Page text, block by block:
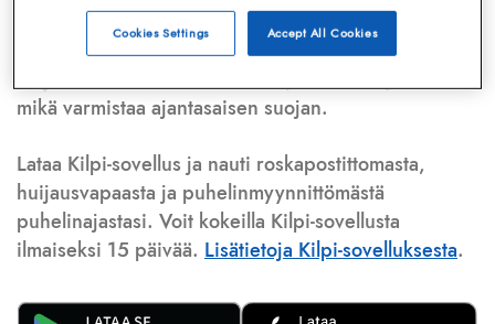
Lisäksi tunnistamme automaattisesti, jos kyseessä on
puhelinhuijarin numero, sähköpostiosoitetai
huijausviesti. Tietokantaamme päivitetään jatkuvasti,
mikä varmistaa ajantasaisen suojan.
Lataa Kilpi-sovellus ja nauti roskapostittomasta,
huijausvapaasta ja puhelinmyynnittömästä
puhelinajastasi. Voit kokeilla Kilpi-sovellusta
ilmaiseksi 15 päivää. Lisätietoja Kilpi-sovelluksesta.
Accept All Cookies
Cookies Settings